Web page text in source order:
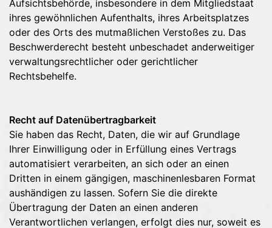
Aufsichtsbehörde, insbesondere in dem Mitgliedstaat
ihres gewöhnlichen Aufenthalts, ihres Arbeitsplatzes
oder des Orts des mutmaßlichen Verstoßes zu. Das
Beschwerderecht besteht unbeschadet anderweitiger
verwaltungsrechtlicher oder gerichtlicher
Rechtsbehelfe.
Recht auf Datenübertragbarkeit
Sie haben das Recht, Daten, die wir auf Grundlage
Ihrer Einwilligung oder in Erfüllung eines Vertrags
automatisiert verarbeiten, an sich oder an einen
Dritten in einem gängigen, maschinenlesbaren Format
aushändigen zu lassen. Sofern Sie die direkte
Übertragung der Daten an einen anderen
Verantwortlichen verlangen, erfolgt dies nur, soweit es